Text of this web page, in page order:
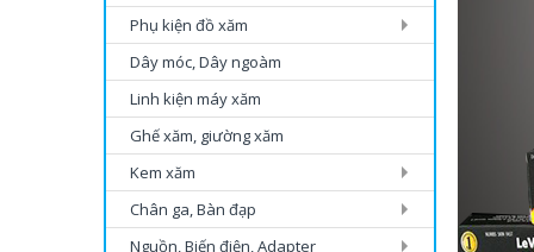
Phụ kiện đồ xăm
Dây móc, Dây ngoàm
Linh kiện máy xăm
Ghế xăm, giường xăm
Kem xăm
Chân ga, Bàn đạp
Nguồn, Biến điện, Adapter